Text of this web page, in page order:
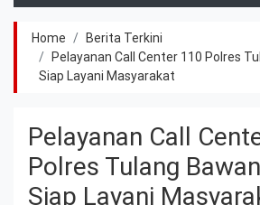
Home
Berita Terkini
Pelayanan Call Center 110 Polres
Siap Layani Masyarakat
Pelayanan Call
Polres Tulang
Siap Layani